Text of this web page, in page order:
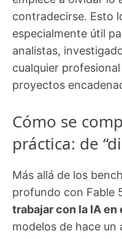
contradecirse. Esto
especialmente útil
analistas,
cualquier
proyectos
Cómo se
práctica: de
Más allá de los
profundo con Fable
trabajar con la IA en
modelos de hace